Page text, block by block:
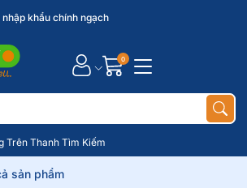
Trên Thanh Tìm Kiếm
0
sản phẩm